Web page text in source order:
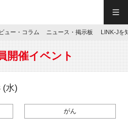
JP／EN
ュー・コラム ニュース・掲示板 LINK-Jを
開催イベント
(水)
がん